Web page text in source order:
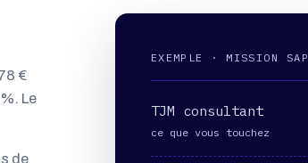
€
Le
de
EXEMPLE · MISSION
TJM consultant
ce que vous touchez